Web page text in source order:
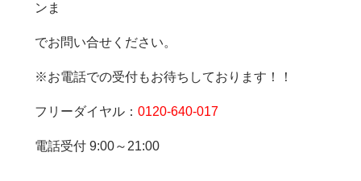
ン ま
でお問い合せください。
※お電話での受付もお待ちしております！！
フリーダイヤル： 0120-640-017
電話受付 9:00～21:00